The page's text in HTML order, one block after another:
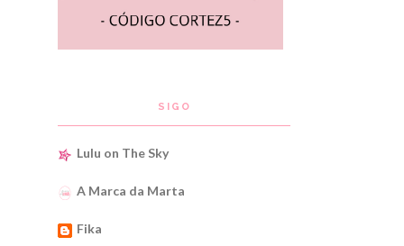
SIGO
Lulu on The Sky
A Marca da Marta
Fika